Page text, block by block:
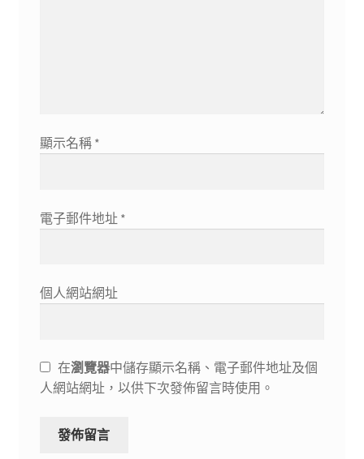
顯示名稱 *
電子郵件地址 *
個人網站網址
在瀏覽器中儲存顯示名稱、電子郵件地址及個
人網站網址，以供下次發佈留言時使用。